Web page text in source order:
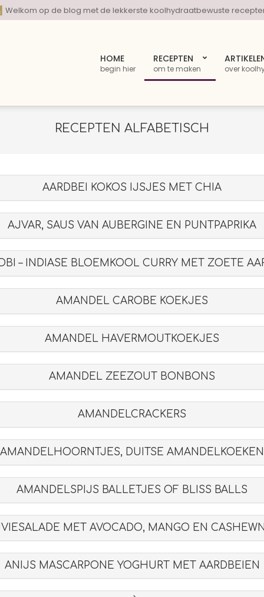
Welkom op de blog met de lekkerste koolhydraatbewuste
HOME
begin hier
RECEPTEN
om te maken over
RECEPTEN ALFABETISCH
AARDBEI KOKOS IJSJES MET CHIA
AJVAR, SAUS VAN AUBERGINE EN PUNTPAPRIKA
– INDIASE BLOEMKOOL CURRY MET ZOETE
AMANDEL CAROBE KOEKJES
AMANDEL HAVERMOUTKOEKJES
AMANDEL ZEEZOUT BONBONS
AMANDELCRACKERS
AMANDELHOORNTJES, DUITSE AMANDELKOEKEN
AMANDELSPIJS BALLETJES OF BLISS BALLS
MET AVOCADO, MANGO EN
ANIJS MASCARPONE YOGHURT MET AARDBEIEN